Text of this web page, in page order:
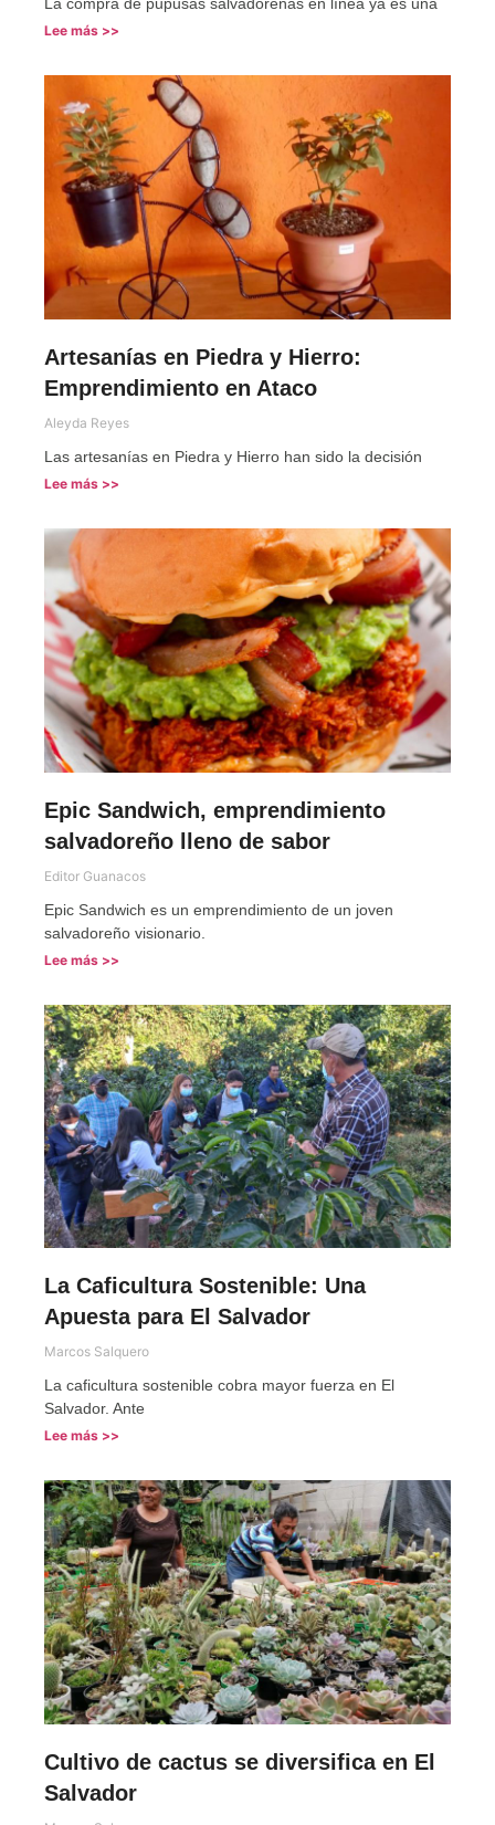
Lee más >>
Artesanías en Piedra y Hierro:
Emprendimiento en Ataco
Aleyda Reyes
Las artesanías en Piedra y Hierro han sido la decisión
Lee más >>
Epic Sandwich, emprendimiento
salvadoreño lleno de sabor
Editor Guanacos
Epic Sandwich es un emprendimiento de un joven
salvadoreño visionario.
Lee más >>
La Caficultura Sostenible: Una
Apuesta para El Salvador
Marcos Salquero
La caficultura sostenible cobra mayor fuerza en El
Salvador. Ante
Lee más >>
Cultivo de cactus se diversifica en El
Salvador